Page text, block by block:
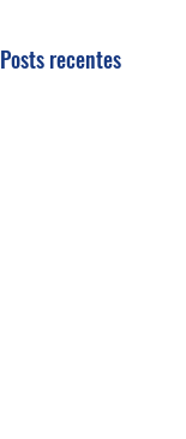
Posts recentes